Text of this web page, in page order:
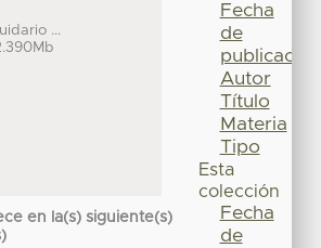
...
en la(s) siguiente(s)
Fecha
de
publicación
Autor
Título
Materia
Tipo
Esta
colección
Fecha
de